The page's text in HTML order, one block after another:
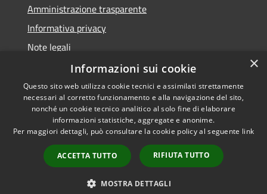
Amministrazione trasparente
Informativa privacy
Note legali
Dichiarazione di accessibilità
RSS
Accessibilità
Copyright © 2026 • Comune di
Pescasseroli • Powered by
Municipium•
Accesso
redazione
×
Informazioni sui cookie
Questo sito web utilizza cookie tecnici e assimilati strettamente
necessari al corretto funzionamento e alla navigazione del sito,
nonché un cookie tecnico analitico al solo fine di elaborare
informazioni statistiche, aggregate e anonime.
Per maggiori dettagli, può consultare la cookie policy al seguente link
ACCETTA TUTTO RIFIUTA TUTTO
MOSTRA DETTAGLI